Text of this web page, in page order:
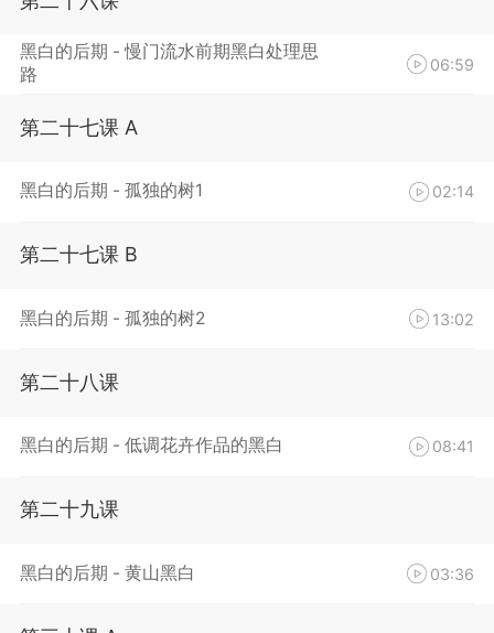
黑白的后期 - 慢门流水前期黑白处理思
路
06:59
第二十七课 A
黑白的后期 - 孤独的树1 02:14
第二十七课 B
黑白的后期 - 孤独的树2 13:02
第二十八课
黑白的后期 - 低调花卉作品的黑白 08:41
第二十九课
黑白的后期 - 黄山黑白 03:36